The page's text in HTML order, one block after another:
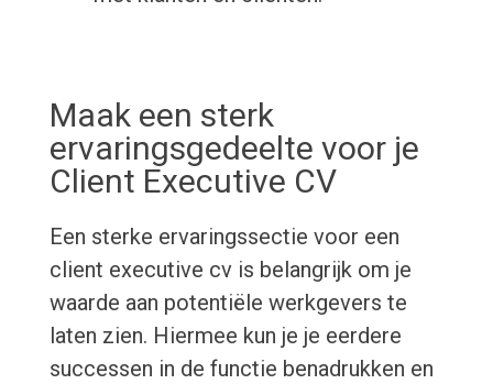
Maak een sterk
ervaringsgedeelte voor je
Client Executive CV
Een sterke ervaringssectie voor een
client executive cv is belangrijk om je
waarde aan potentiële werkgevers te
laten zien. Hiermee kun je je eerdere
successen in de functie benadrukken en